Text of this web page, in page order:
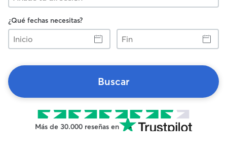
¿Qué fechas necesitas?
Inicio
Fin
Buscar
Más de 30.000 reseñas en